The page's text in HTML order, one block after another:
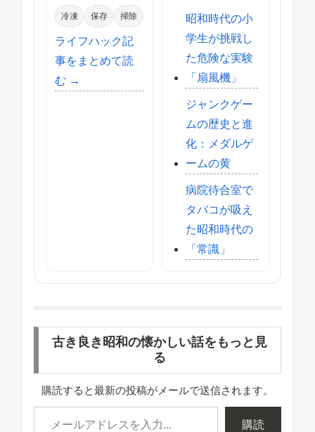
冷凍 保存 掃除
ライフハック記
事をまとめて読
む →
昭和時代の小
学生が挑戦し
た危険な実験
「扇風機」
ジャンクゲー
ムの歴史と進
化：メダルゲ
ームの黄
病院待合室で
タバコが吸え
た昭和時代の
「常識」
古き良き昭和の懐かしい話をもっと見
る
購読すると最新の投稿がメールで送信されます。
購読